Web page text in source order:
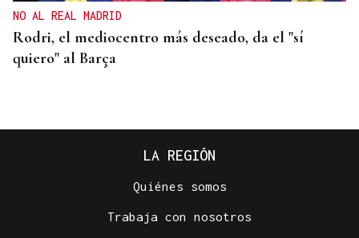
NO AL REAL MADRID
Rodri, el mediocentro más deseado, da el "sí
quiero" al Barça
LA REGIÓN
Quiénes somos
Trabaja con nosotros